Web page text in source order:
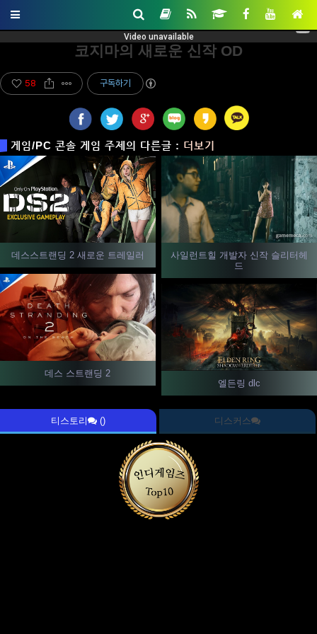
코지마의 새로운 신작 OD
58 구독하기
게임/PC 콘솔 게임 주제의 다른글 : 더보기
데스스트랜딩 2 새로운 트레일러
사일런트힐 개발자 신작 슬리터헤
드
데스 스트랜딩 2
엘든링 dlc
티스토리 () 디스커스